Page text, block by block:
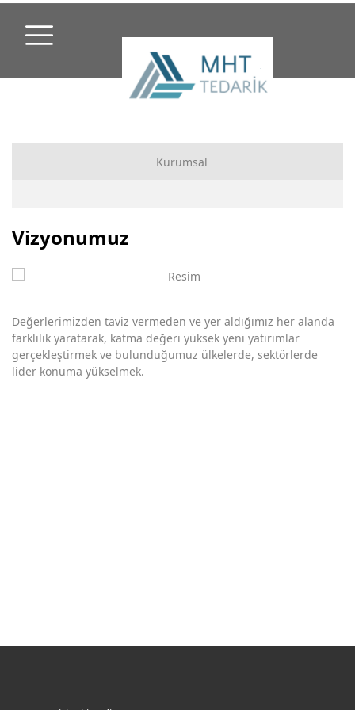
Kurumsal
Misyonumuz
Vizyonumuz
Değerlerimizden taviz vermeden ve yer aldığımız her alanda
farklılık yaratarak, katma değeri yüksek yeni yatırımlar
gerçekleştirmek ve bulunduğumuz ülkelerde, sektörlerde
lider konuma yükselmek.